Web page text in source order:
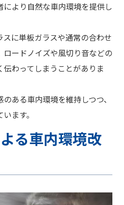
より自然な車内環境を提供し
に単板ガラスや通常の合わせ
ロードノイズや風切り音などの
わってしまうことがありま
ある車内環境を維持しつつ、
ます。
る車内環境改